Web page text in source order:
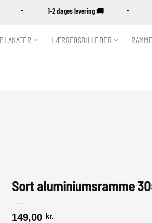
1-2 dages levering 🚚
PLAKATER LÆRREDSBILLEDER
Sort aluminiumsramme
149,00 kr.